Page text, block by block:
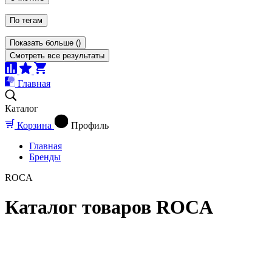
По тегам
Показать больше ()
Смотреть все результаты
Главная
Каталог
Корзина
Профиль
Главная
Бренды
ROCA
Каталог товаров ROCA